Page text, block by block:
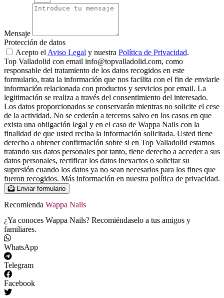
Mensaje
Protección de datos
Acepto el Aviso Legal y nuestra Política de Privacidad.
Top Valladolid con email info@topvalladolid.com, como
responsable del tratamiento de los datos recogidos en este
formulario, trata la información que nos facilita con el fin de enviarle
información relacionada con productos y servicios por email. La
legitimación se realiza a través del consentimiento del interesado.
Los datos proporcionados se conservarán mientras no solicite el cese
de la actividad. No se cederán a terceros salvo en los casos en que
exista una obligación legal y en el caso de Wappa Nails con la
finalidad de que usted reciba la información solicitada. Usted tiene
derecho a obtener confirmación sobre si en Top Valladolid estamos
tratando sus datos personales por tanto, tiene derecho a acceder a sus
datos personales, rectificar los datos inexactos o solicitar su
supresión cuando los datos ya no sean necesarios para los fines que
fueron recogidos. Más información en nuestra política de privacidad.
Enviar formulario
Recomienda Wappa Nails
¿Ya conoces Wappa Nails? Recomiéndaselo a tus amigos y
familiares.
WhatsApp
Telegram
Facebook